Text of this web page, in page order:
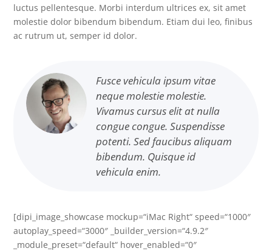
luctus pellentesque. Morbi interdum ultrices ex, sit amet
molestie dolor bibendum bibendum. Etiam dui leo, finibus
ac rutrum ut, semper id dolor.
Fusce vehicula ipsum vitae
neque molestie molestie.
Vivamus cursus elit at nulla
congue congue. Suspendisse
potenti. Sed faucibus aliquam
bibendum. Quisque id
vehicula enim.
[dipi_image_showcase mockup=“iMac Right“ speed=“1000″
autoplay_speed=“3000″ _builder_version=“4.9.2″
_module_preset=“default“ hover_enabled=“0″